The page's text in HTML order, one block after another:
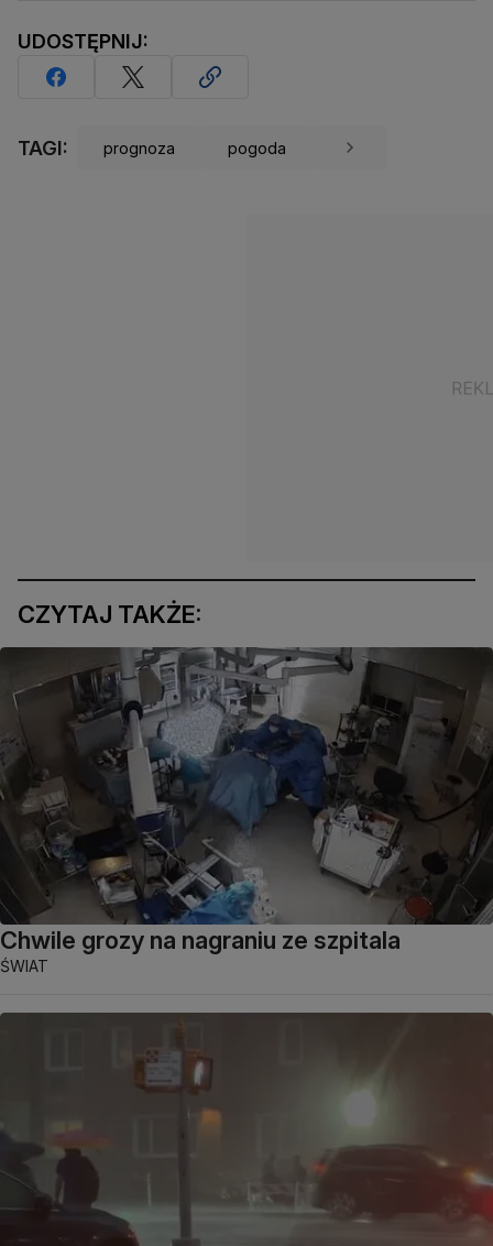
UDOSTĘPNIJ:
TAGI: prognoza pogoda
CZYTAJ TAKŻE:
Chwile grozy na nagraniu ze szpitala
ŚWIAT